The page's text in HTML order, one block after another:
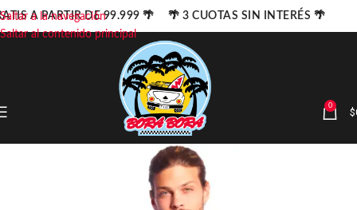
Saltar a la navegación
Saltar al contenido principal
0 $
A PARTIR DE 99.999 🌴 🌴 3 CUOTAS SIN INTERÉS 🌴